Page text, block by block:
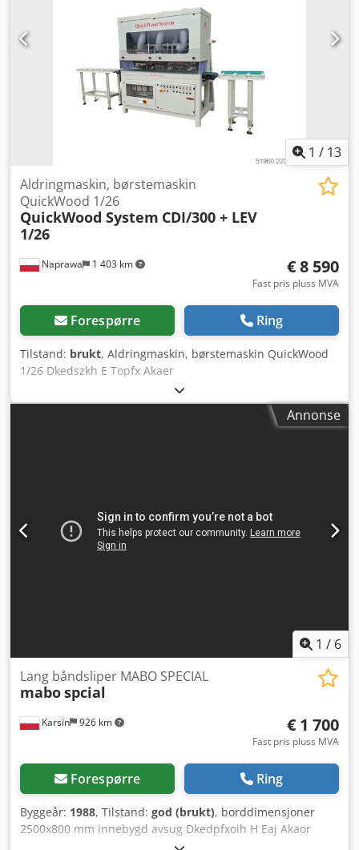
børsteslipehoder: 100–1000 o/min - Børster vinklet skrått -
Med børsteoscilasjon - Med vakuumbånd -
Mateshastighet: 1,5 – 7,5 m/min - Motoreffekt: 4 kW -
Installasjonslengde: 3 500 mm - Svært robust konstruert
maskin - Farge: lysegrå RAL 7035 Dkjdpjyyyhujfx Akaer -
Total tilkoblingseffekt: 16 kW - Vekt: 2 740 kg
1 / 13
Naprawa 1 403 km
Aldringmaskin, børstemaskin
QuickWood 1/26
QuickWood System CDI/300 + LEV
1/26
€ 8 590
Fast pris pluss MVA
Forespørre Ring
Tilstand: brukt, Aldringmaskin, børstemaskin QuickWood
1/26 Dkedszkh E Topfx Akaer
Annonse
1 / 6
Karsin 926 km
Lang båndsliper MABO SPECIAL
mabospcial
€ 1 700
Fast pris pluss MVA
Forespørre Ring
Byggeår: 1988, Tilstand: god (brukt), borddimensjoner
2500x800 mm innebygd avsug Dkedpfxoih H Eaj Akaor
motor 4 kW elektrisk høydejustering av bordet opp/ned